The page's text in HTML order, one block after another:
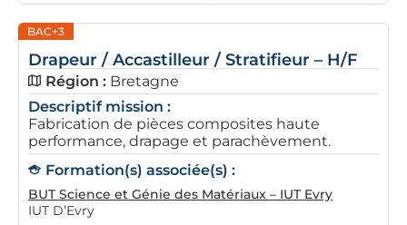
BAC+3
Drapeur / Accastilleur / Stratifieur – H/F
Région : Bretagne
Descriptif mission :
Fabrication de pièces composites haute
performance, drapage et parachèvement.
Formation(s) associée(s) :
BUT Science et Génie des Matériaux – IUT Evry
IUT D’Evry